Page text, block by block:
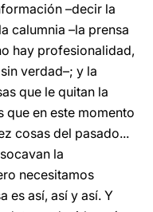
–decir la
calumnia –la prensa
hay profesionalidad,
verdad–; y la
que le quitan la
que en este momento
cosas del pasado...
la
necesitamos
es así, así y así. Y